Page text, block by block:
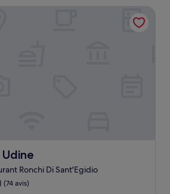
de
122 €
Ronchi Di Sant'Egidio
(74 avis)